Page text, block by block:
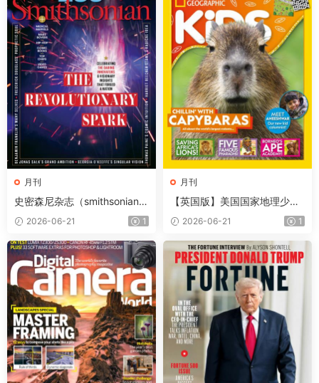
月刊
史密森尼杂志（smithsonian）
2026年夏季刊
2026-06-21 1
月刊
【英国版】美国国家地理少儿
版（National Geographic Kid
s）第257期
2026-06-21 1